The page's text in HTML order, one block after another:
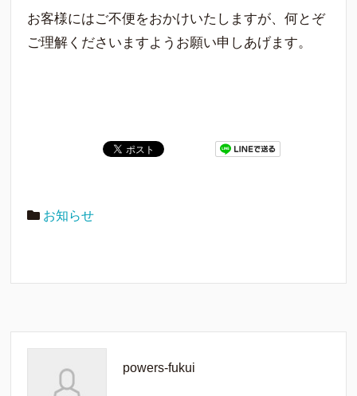
お客様にはご不便をおかけいたしますが、何とぞ
ご理解くださいますようお願い申しあげます。
お知らせ
powers-fukui